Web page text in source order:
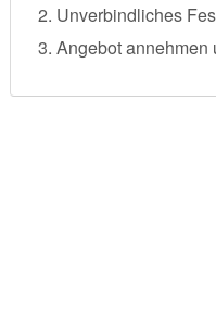
Unverbindliches
Angebot annehmen